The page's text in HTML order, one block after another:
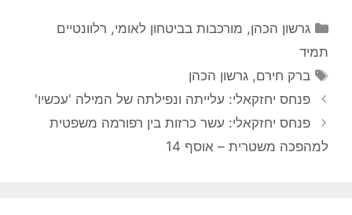
קטגוריות
גרשון הכהן, מורכבות בביטחון לאומי, רלוונטיים
תמיד
תגיות
ברק חירם,גרשון הכהן
פנחס יחזקאלי: עלייתה ונפילתה של המילה 'עכשיו'
פנחס יחזקאלי: עשר כרזות בין רפורמה משפטית
למהפכה משטרית – אוסף 14